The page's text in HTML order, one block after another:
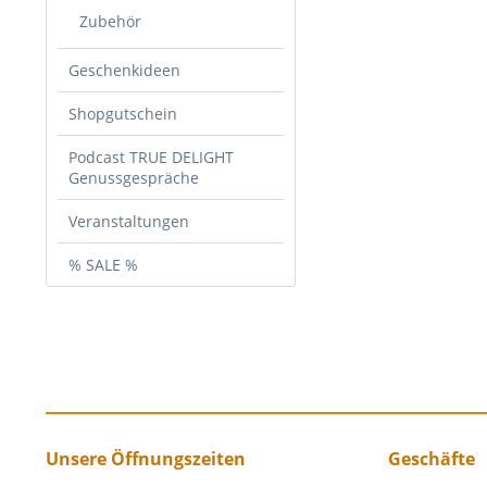
Zubehör
Geschenkideen
Shopgutschein
Podcast TRUE DELIGHT
Genussgespräche
Veranstaltungen
% SALE %
Unsere Öffnungszeiten Geschäfte